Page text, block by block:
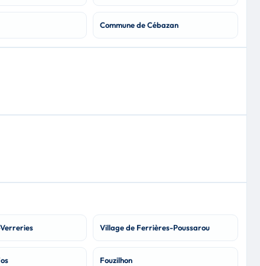
Commune de Cébazan
Village de Ferrières-Poussarou
Fouzilhon